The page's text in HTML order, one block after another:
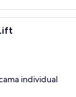
individual